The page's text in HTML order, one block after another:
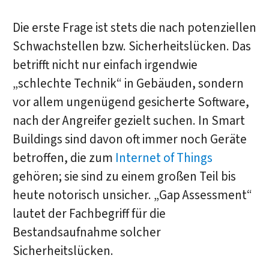
Die erste Frage ist stets die nach potenziellen
Schwachstellen bzw. Sicherheitslücken. Das
betrifft nicht nur einfach irgendwie
„schlechte Technik“ in Gebäuden, sondern
vor allem ungenügend gesicherte Software,
nach der Angreifer gezielt suchen. In Smart
Buildings sind davon oft immer noch Geräte
betroffen, die zum Internet of Things
gehören; sie sind zu einem großen Teil bis
heute notorisch unsicher. „Gap Assessment“
lautet der Fachbegriff für die
Bestandsaufnahme solcher
Sicherheitslücken.